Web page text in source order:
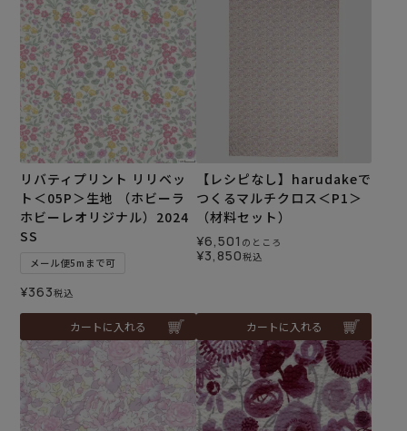
リバティプリント リリベッ
ト＜05P＞生地 （ホビーラ
ホビーレオリジナル）2024
SS
メール便5mまで可
¥363税込
カートに入れる
【レシピなし】harudakeで
つくるマルチクロス＜P1＞
（材料セット）
¥6,501 のところ
¥3,850税込
カートに入れる